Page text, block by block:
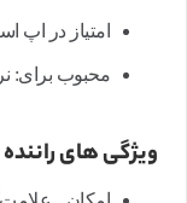
امتیاز در اپ
محبوب برای:
ویژگی های